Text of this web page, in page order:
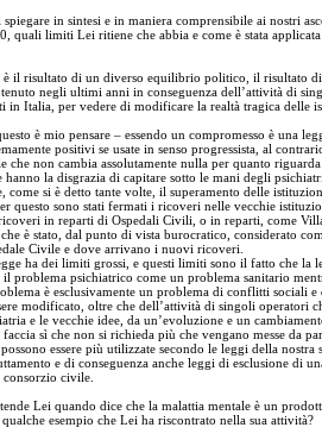
spiegare in sintesi e in maniera comprensibile ai nostri
quali limiti Lei ritiene che abbia e come è stata
è il risultato di un diverso equilibrio politico, il risultato
tenuto negli ultimi anni in conseguenza dell’attività di
in Italia, per vedere di modificare la realtà tragica delle
è mio pensare – essendo un compromesso è una
positivi se usate in senso progressista, al
che non cambia assolutamente nulla per quanto
hanno la disgrazia di capitare sotto le mani degli
come si è detto tante volte, il superamento delle
questo sono stati fermati i ricoveri nelle vecchie
in reparti di Ospedali Civili, o in reparti, come
che è stato, dal punto di vista burocratico, considerato
Civile e dove arrivano i nuovi ricoveri.
ha dei limiti grossi, e questi limiti sono il fatto che la
il problema psichiatrico come un problema sanitario
è esclusivamente un problema di conflitti sociali e
modificato, oltre che dell’attività di singoli operatori
e le vecchie idee, da un’evoluzione e un
sì che non si richieda più che vengano messe da
essere più utilizzate secondo le leggi della nostra
e di conseguenza anche leggi di esclusione di
consorzio civile.
Lei quando dice che la malattia mentale è un
esempio che Lei ha riscontrato nella sua attività?